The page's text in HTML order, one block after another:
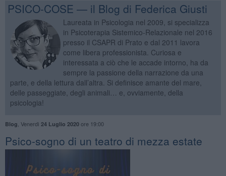
PSICO-COSE — il Blog di Federica Giusti
Laureata in Psicologia nel 2009, si specializza
in Psicoterapia Sistemico-Relazionale nel 2016
presso il CSAPR di Prato e dal 2011 lavora
come libera professionista. Curiosa e
interessata a ciò che le accade intorno, ha da
sempre la passione della narrazione da una
parte, e della lettura dall’altra. Si definisce amante del mare,
delle passeggiate, degli animali… e, ovviamente, della
psicologia!
Blog Venerdì 24 Luglio 2020ore 19:00
​Psico-sogno di un teatro di mezza estate